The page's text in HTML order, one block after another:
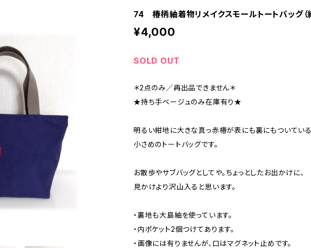
74 椿柄紬着物リメイクスモールトートバッグ（
¥4,000
SOLD OUT
＊2点のみ／再出品できません＊
★持ち手ベージュのみ在庫有り★
明るい紺地に大きな真っ赤椿が表にも裏にもついている
小さめのトートバッグです。
お散歩やサブバッグとしてや。ちょっとしたお出かけに、
見かけより沢山入ると思います。
・裏地も大島紬を使っています。
・内ポケット2個つけてあります。
・画像には有りませんが、口はマグネット止めです。